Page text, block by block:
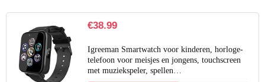
€38.99
Igreeman Smartwatch voor kinderen, horloge-
telefoon voor meisjes en jongens, touchscreen
met muziekspeler, spellen…